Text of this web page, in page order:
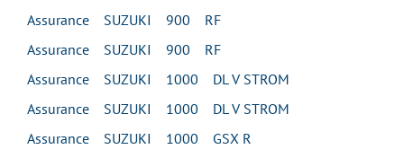
Assurance SUZUKI 900 RF
Assurance SUZUKI 900 RF
Assurance SUZUKI 1000 DL V STROM
Assurance SUZUKI 1000 DL V STROM
Assurance SUZUKI 1000 GSX R